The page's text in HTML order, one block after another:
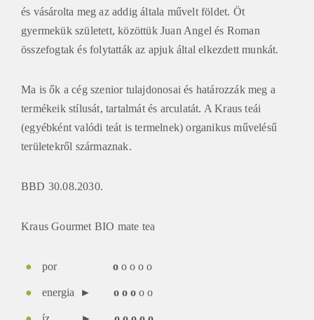
és vásárolta meg az addig általa művelt földet. Öt
gyermekük született, közöttük Juan Angel és Roman
összefogtak és folytatták az apjuk által elkezdett munkát.
Ma is ők a cég szenior tulajdonosai és határozzák meg a
termékeik stílusát, tartalmát és arculatát. A Kraus teái
(egyébként valódi teát is termelnek) organikus művelésű
területekről származnak.
BBD 30.08.2030.
Kraus Gourmet BIO mate tea
por o o o o o
energia ► o o o o o